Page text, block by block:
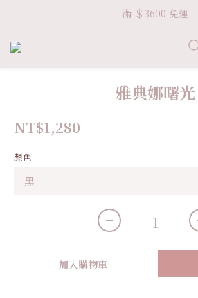
Welcome VHS.co
滿 ＄3600 免運
Welcome VHS.co
雅典娜曙光
NT$1,280
顏色
加入購物車